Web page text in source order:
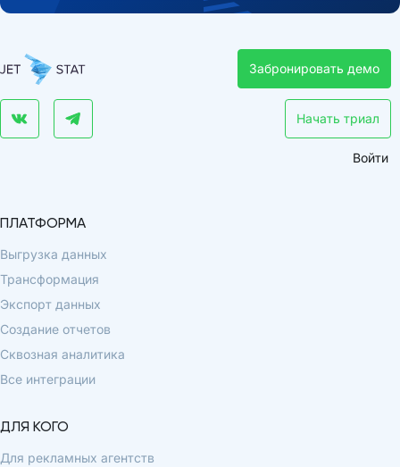
Забронировать демо
Начать триал
Войти
ПЛАТФОРМА
Выгрузка данных
Трансформация
Экспорт данных
Создание отчетов
Сквозная аналитика
Все интеграции
ДЛЯ КОГО
Для рекламных агентств